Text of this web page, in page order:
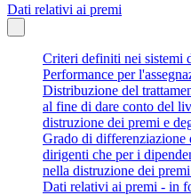
Dati relativi ai premi
Criteri definiti nei sistemi
Performance per
Distribuzione del
al fine di dare conto del
distruzione dei premi e
Grado di differenziazione
dirigenti che per i
nella distruzione dei
Dati relativi ai premi - in